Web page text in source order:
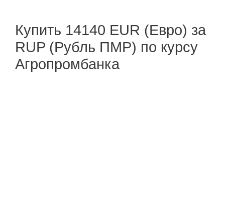
Купить 14140 EUR (Евро) за
RUP (Рубль ПМР) по курсу
Агропромбанка